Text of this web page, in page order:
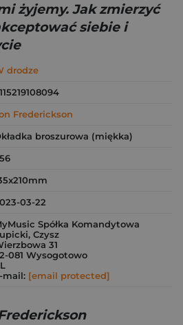
żyjemy. Jak zmierzyć
siebie i
drodze
Frederickson
broszurowa (miękka)
03-22
Spółka Komandytowa
Czysz
31
081 Wysogotowo
mail: [email protected]